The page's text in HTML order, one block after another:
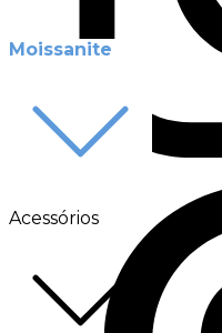
Moissanite
Acessórios